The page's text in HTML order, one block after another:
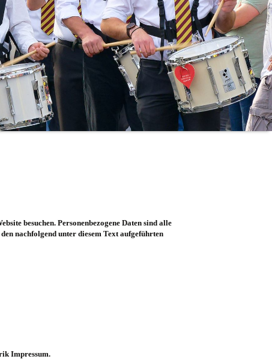
besuchen. Personenbezogene Daten sind alle
nachfolgend unter diesem Text aufgeführten
Impressum.